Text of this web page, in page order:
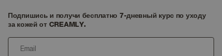
Подпишись и получи бесплатно 7-дневный курс по уходу
за кожей от CREAMLY.